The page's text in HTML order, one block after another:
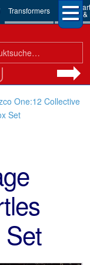
Transformers 3rd
Robots
One:12 Collective
Set